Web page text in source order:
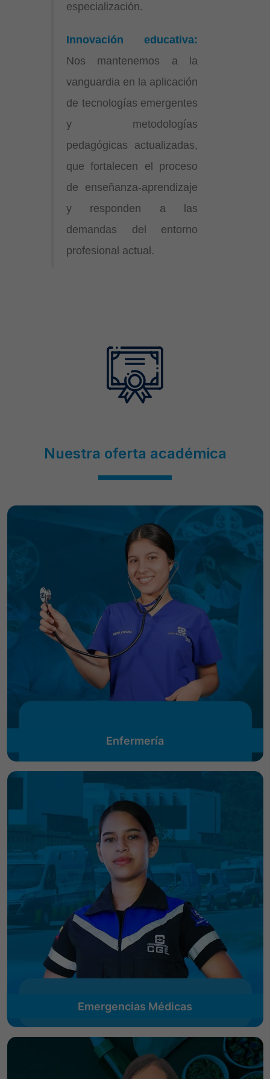
especialización.
Innovación educativa:
Nos mantenemos a la
vanguardia en la aplicación
de tecnologías emergentes
y metodologías
pedagógicas actualizadas,
que fortalecen el proceso
de enseñanza-aprendizaje
y responden a las
demandas del entorno
profesional actual.
Nuestra oferta académica
Enfermería
Emergencias Médicas